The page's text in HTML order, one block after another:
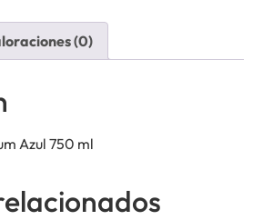
(0)
Azul 750 ml